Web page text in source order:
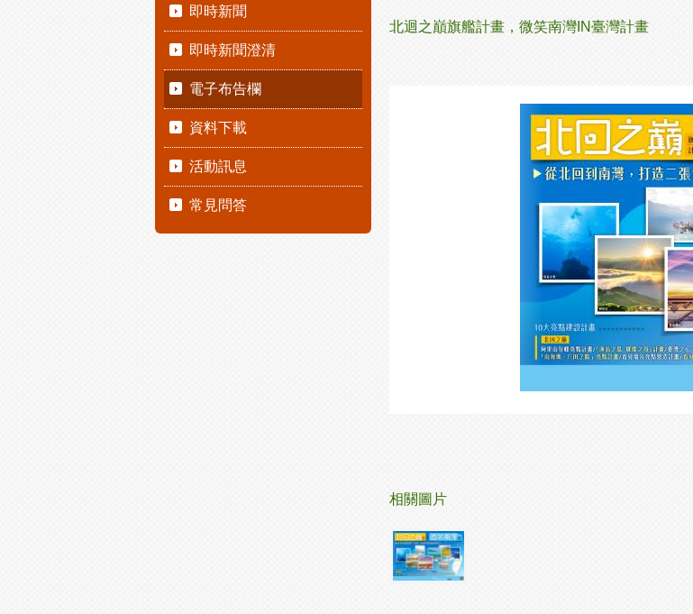
即時新聞
即時新聞澄清
電子布告欄
資料下載
活動訊息
常見問答
北迴之巔旗艦計畫，微笑南灣IN臺灣計畫
相關圖片